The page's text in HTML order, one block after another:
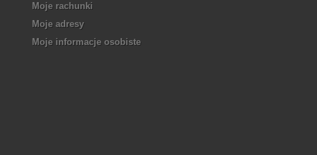
Moje rachunki
Moje adresy
Moje informacje osobiste